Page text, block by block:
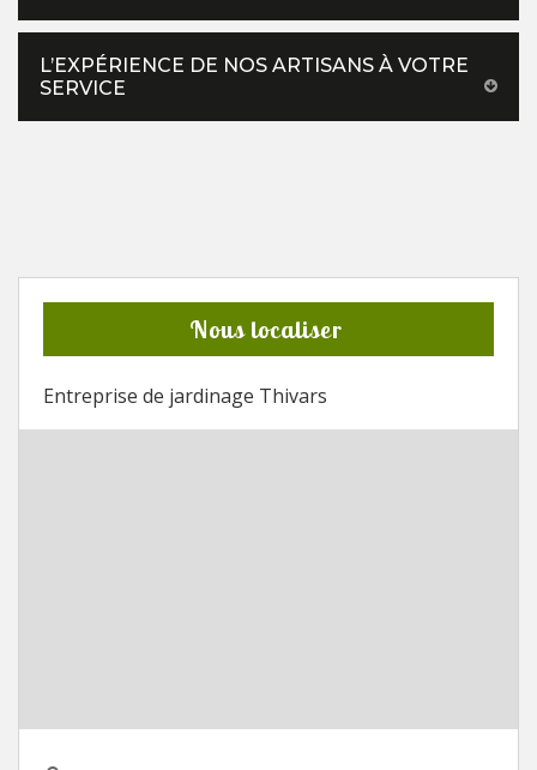
L’EXPÉRIENCE DE NOS ARTISANS À VOTRE
SERVICE
Nous localiser
Entreprise de jardinage Thivars